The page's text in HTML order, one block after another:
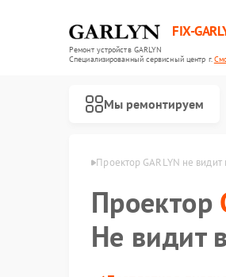
FIX-
Ремонт устройств GARLYN
Специализированный cервисный центр г.
Мы ремонтируем
в Смоленске Проектор GARLYN не
Проектор
Не видит